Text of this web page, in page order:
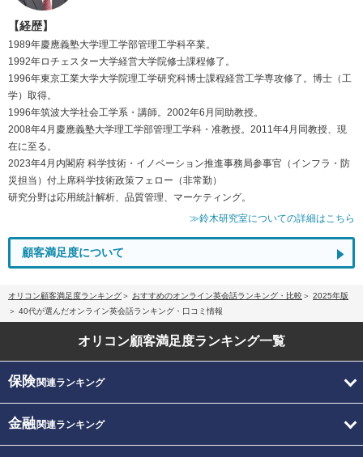
【経歴】
1989年慶應義塾大学理工学部管理工学科卒業。
1992年ロチェスター大学経営大学院修士課程修了。
1996年東京工業大学大学院理工学研究科博士課程経営工学専攻修了。博士（工
学）取得。
1996年筑波大学社会工学系・講師。2002年6月同助教授。
2008年4月慶應義塾大学理工学部管理工学科・准教授。2011年4月同教授、現
在に至る。
2023年4月内閣府 科学技術・イノベーション推進事務局参事官（インフラ・防
災担当）付上席科学技術政策フェロー（非常勤）
研究分野は応用統計解析、品質管理、マーケティング。
≫鈴木研究室についての詳細はこちら
顧客満足度について
オリコン顧客満足度ランキング おすすめのオンライン英会話ランキング・比較
2025年版
40代が選んだオンライン英会話ランキング・口コミ情報
オリコン顧客満足度ランキング一覧
保険関連ランキング
金融関連ランキング